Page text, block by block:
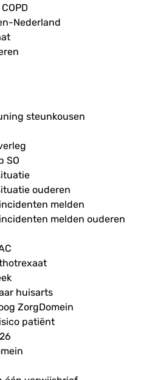
Nederland
steunkousen
SO
ouderen
melden
melden ouderen
huisarts
ZorgDomein
patiënt